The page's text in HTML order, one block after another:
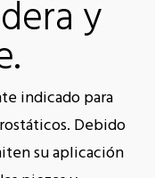
y
indicado para
Debido
su aplicación